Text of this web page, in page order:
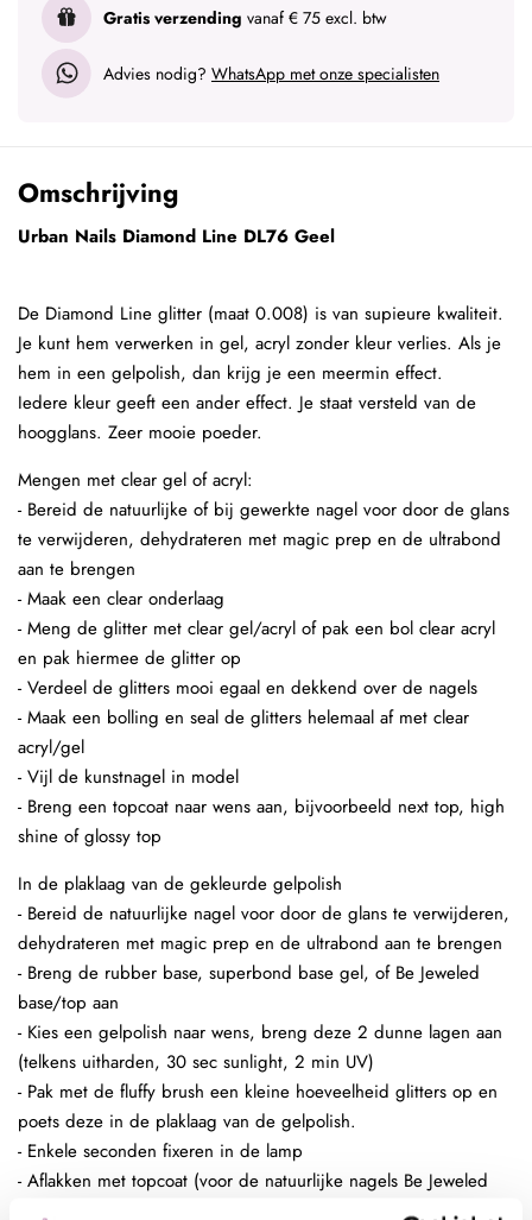
Gratis verzending vanaf € 75 excl. btw
Advies nodig? WhatsApp met onze specialisten
Omschrijving
Urban Nails Diamond Line DL76 Geel
De Diamond Line glitter (maat 0.008) is van supieure kwaliteit.
Je kunt hem verwerken in gel, acryl zonder kleur verlies. Als je
hem in een gelpolish, dan krijg je een meermin effect.
Iedere kleur geeft een ander effect. Je staat versteld van de
hoogglans. Zeer mooie poeder.
Mengen met clear gel of acryl:
- Bereid de natuurlijke of bij gewerkte nagel voor door de glans
te verwijderen, dehydrateren met magic prep en de ultrabond
aan te brengen
- Maak een clear onderlaag
- Meng de glitter met clear gel/acryl of pak een bol clear acryl
en pak hiermee de glitter op
- Verdeel de glitters mooi egaal en dekkend over de nagels
- Maak een bolling en seal de glitters helemaal af met clear
acryl/gel
- Vijl de kunstnagel in model
- Breng een topcoat naar wens aan, bijvoorbeeld next top, high
shine of glossy top
In de plaklaag van de gekleurde gelpolish
- Bereid de natuurlijke nagel voor door de glans te verwijderen,
dehydrateren met magic prep en de ultrabond aan te brengen
- Breng de rubber base, superbond base gel, of Be Jeweled
base/top aan
- Kies een gelpolish naar wens, breng deze 2 dunne lagen aan
(telkens uitharden, 30 sec sunlight, 2 min UV)
- Pak met de fluffy brush een kleine hoeveelheid glitters op en
poets deze in de plaklaag van de gelpolish.
- Enkele seconden fixeren in de lamp
- Aflakken met topcoat (voor de natuurlijke nagels Be Jeweled
base/topof next top, kunstnagels high shine, glossy top of next